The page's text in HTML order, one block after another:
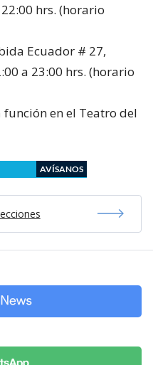
hrs. (horario
Ecuador # 27,
a 23:00 hrs. (horario
en el Teatro del
AVÍSANOS